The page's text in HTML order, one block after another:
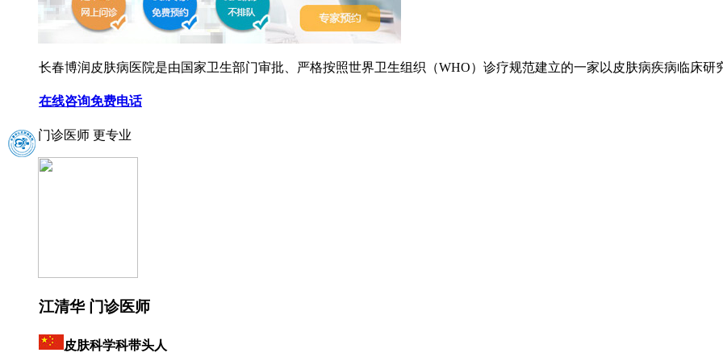
长春博润皮肤病医院是由国家卫生部门审批、严格按照世界卫生组织（WHO）诊疗规范建立的一家以皮肤病疾病临床研
在线咨询免费电话
门诊医师 更专业
江清华 门诊医师
皮肤科学科带头人